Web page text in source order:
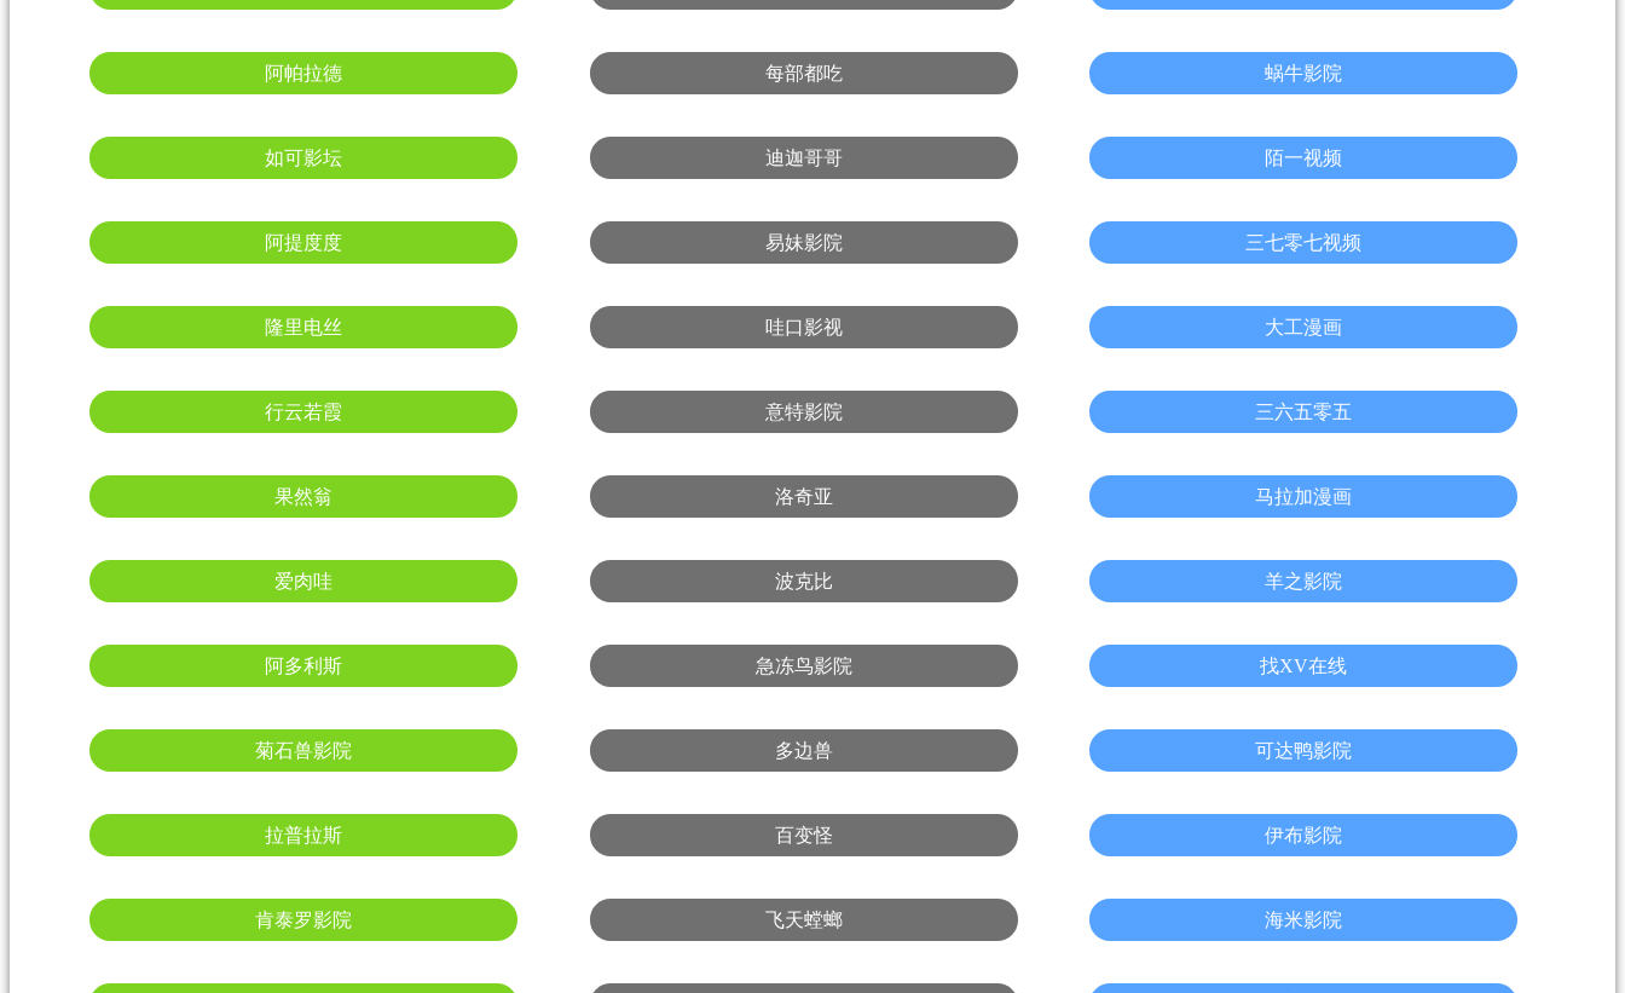
阿帕拉德 每部都吃 蜗牛影院
如可影坛 迪迦哥哥 陌一视频
阿提度度 易妹影院 三七零七视频
隆里电丝 哇口影视 大工漫画
行云若霞 意特影院 三六五零五
果然翁 洛奇亚 马拉加漫画
爱肉哇 波克比 羊之影院
阿多利斯 急冻鸟影院 找XV在线
菊石兽影院 多边兽 可达鸭影院
拉普拉斯 百变怪 伊布影院
肯泰罗影院 飞天螳螂 海米影院